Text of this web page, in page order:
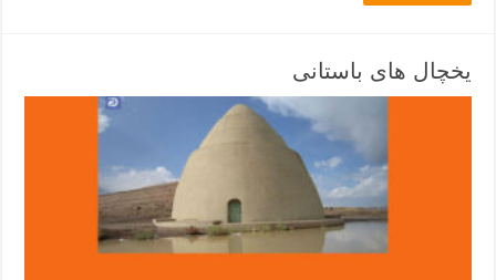
یخچال های باستانی